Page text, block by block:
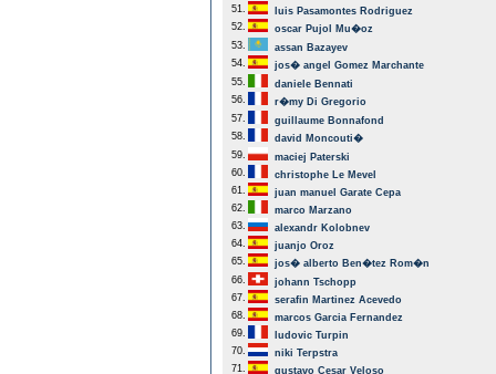
51.
luis Pasamontes Rodriguez
52.
oscar Pujol Mu�oz
53.
assan Bazayev
54.
jos� angel Gomez Marchante
55.
daniele Bennati
56.
r�my Di Gregorio
57.
guillaume Bonnafond
58.
david Moncouti�
59.
maciej Paterski
60.
christophe Le Mevel
61.
juan manuel Garate Cepa
62.
marco Marzano
63.
alexandr Kolobnev
64.
juanjo Oroz
65.
jos� alberto Ben�tez Rom�n
66.
johann Tschopp
67.
serafin Martinez Acevedo
68.
marcos Garcia Fernandez
69.
ludovic Turpin
70.
niki Terpstra
71.
gustavo Cesar Veloso